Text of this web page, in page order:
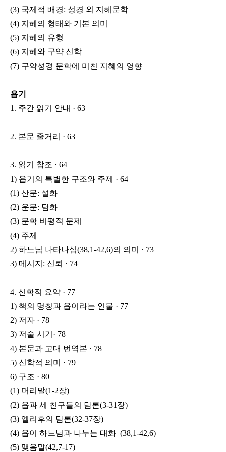
(3) 국제적 배경: 성경 외 지혜문학
(4) 지혜의 형태와 기본 의미
(5) 지혜의 유형
(6) 지혜와 구약 신학
(7) 구약성경 문학에 미친 지혜의 영향
욥기
1. 주간 읽기 안내 · 63
2. 본문 줄거리 · 63
3. 읽기 참조 · 64
1) 욥기의 특별한 구조와 주제 · 64
(1) 산문: 설화
(2) 운문: 담화
(3) 문학 비평적 문제
(4) 주제
2) 하느님 나타나심(38,1-42,6)의 의미 · 73
3) 메시지: 신뢰 · 74
4. 신학적 요약 · 77
1) 책의 명칭과 욥이라는 인물 · 77
2) 저자 · 78
3) 저술 시기· 78
4) 본문과 고대 번역본 · 78
5) 신학적 의미 · 79
6) 구조 · 80
(1) 머리말(1-2장)
(2) 욥과 세 친구들의 담론(3-31장)
(3) 엘리후의 담론(32-37장)
(4) 욥이 하느님과 나누는 대화 (38,1-42,6)
(5) 맺음말(42,7-17)